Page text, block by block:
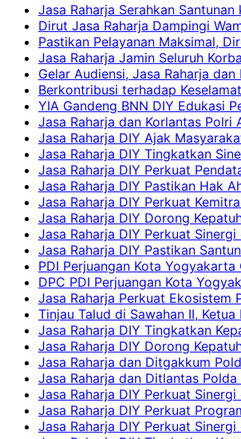
Jasa Raharja Serahkan
Dirut Jasa Raharja Dampingi
Pastikan Pelayanan Maksimal,
Jasa Raharja Jamin Seluruh
Gelar Audiensi, Jasa Raharja
Berkontribusi terhadap
YIA Gandeng BNN DIY Edukasi
Jasa Raharja dan Korlantas Polri
Jasa Raharja DIY Ajak
Jasa Raharja DIY Tingkatkan
Jasa Raharja DIY Perkuat
Jasa Raharja DIY Pastikan Hak
Jasa Raharja DIY Perkuat
Jasa Raharja DIY Dorong
Jasa Raharja DIY Perkuat
Jasa Raharja DIY Pastikan
PDI Perjuangan Kota
DPC PDI Perjuangan Kota
Jasa Raharja Perkuat Ekosistem
Tinjau Talud di Sawahan II,
Jasa Raharja DIY Tingkatkan
Jasa Raharja DIY Dorong
Jasa Raharja dan Ditgakkum
Jasa Raharja dan Ditlantas
Jasa Raharja DIY Perkuat
Jasa Raharja DIY Perkuat
Jasa Raharja DIY Perkuat